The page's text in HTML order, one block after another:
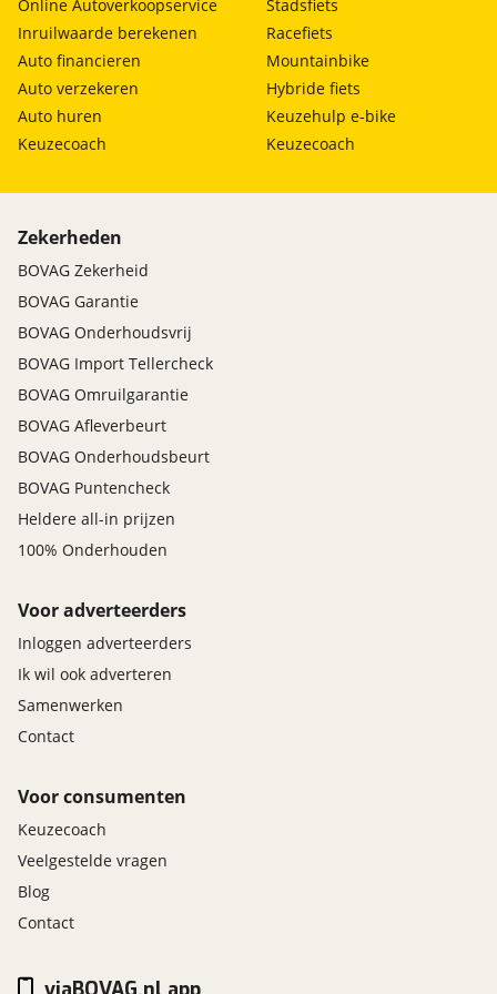
MOTORcity Amsterdam heeft motorrijden in hart
en nieren en onze kennis en ervaring delen wij
graag met u. Ons team bestaat dan ook uit
exclusief motorrijders.
Naast alle nieuwe motoren heeft MOTORcity
MOTORcity Amsterdam is officieel dealer van:
Kawasaki, Suzuki, Yamaha, Royal Enfield en Can-Am
Online Autoverkoopservice
Inruilwaarde berekenen
Auto financieren
Auto verzekeren
Auto huren
Keuzecoach
Stadsfiets
Racefiets
Mountainbike
Hybride fiets
Keuzehulp e-bike
Keuzecoach
Zekerheden
BOVAG Zekerheid
BOVAG Garantie
BOVAG Onderhoudsvrij
BOVAG Import Tellercheck
BOVAG Omruilgarantie
BOVAG Afleverbeurt
BOVAG Onderhoudsbeurt
BOVAG Puntencheck
Heldere all-in prijzen
100% Onderhouden
Voor adverteerders
Inloggen adverteerders
Ik wil ook adverteren
Samenwerken
Contact
Voor consumenten
Keuzecoach
Veelgestelde vragen
Blog
Contact